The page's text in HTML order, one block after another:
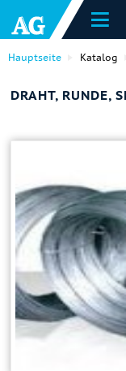
Hauptseite Katalog
DRAHT, RUNDE,